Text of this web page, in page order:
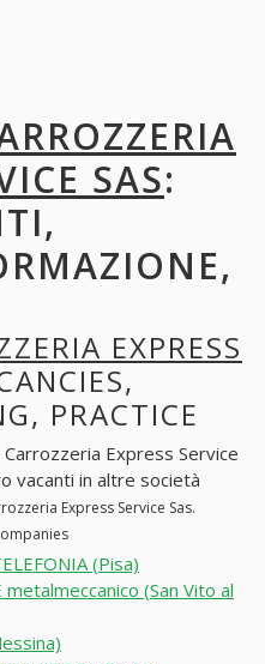
SAS:
EXPRESS
PRACTICE
Express Service
vacanti in altre società
Express Service Sas.
(Pisa)
metalmeccanico (San Vito al